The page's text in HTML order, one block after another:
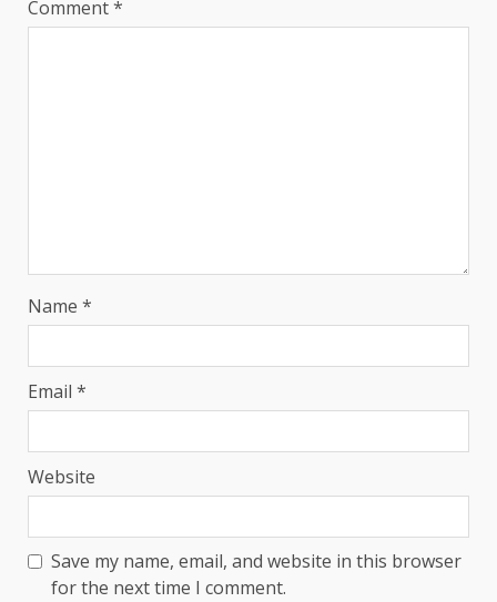
Comment*
Name *
Email *
Website
Save my name, email, and website in this browser
for the next time I comment.